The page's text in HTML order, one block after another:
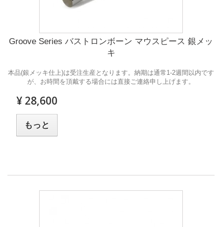
Groove Series バストロンボーン マウスピース 銀メッ
キ
本品(銀メッキ仕上)は受注生産となります。納期は通常1-2週間以内です
が、お時間を頂戴する場合には直接ご連絡申し上げます。
¥ 28,600
もっと